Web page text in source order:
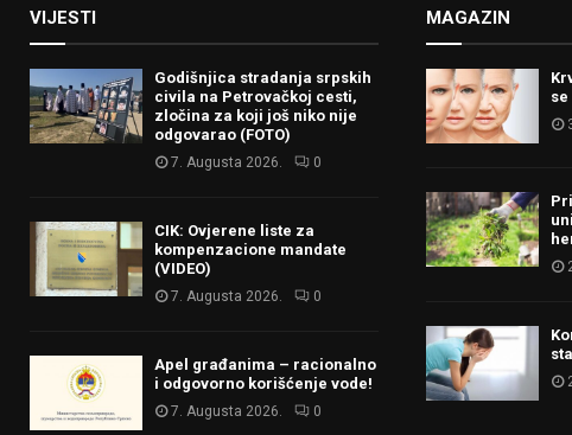
VIJESTI
Godišnjica stradanja srpskih
civila na Petrovačkoj cesti,
zločina za koji još niko nije
odgovarao (FOTO)
7. Augusta 2026. 0
CIK: Ovjerene liste za
kompenzacione mandate
(VIDEO)
7. Augusta 2026. 0
Apel građanima – racionalno
i odgovorno korišćenje vode!
7. Augusta 2026. 0
MAGAZIN